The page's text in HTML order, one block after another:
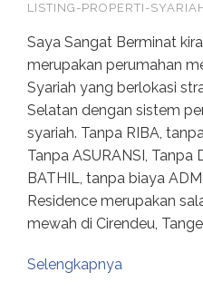
LISTING-PROPERTI-
Saya Sangat Berminat
merupakan perumahan
Syariah yang berlokasi
Selatan dengan sistem
syariah. Tanpa RIBA,
Tanpa ASURANSI, Tanpa
BATHIL, tanpa biaya
Residence merupakan
mewah di Cirendeu,
Selengkapnya